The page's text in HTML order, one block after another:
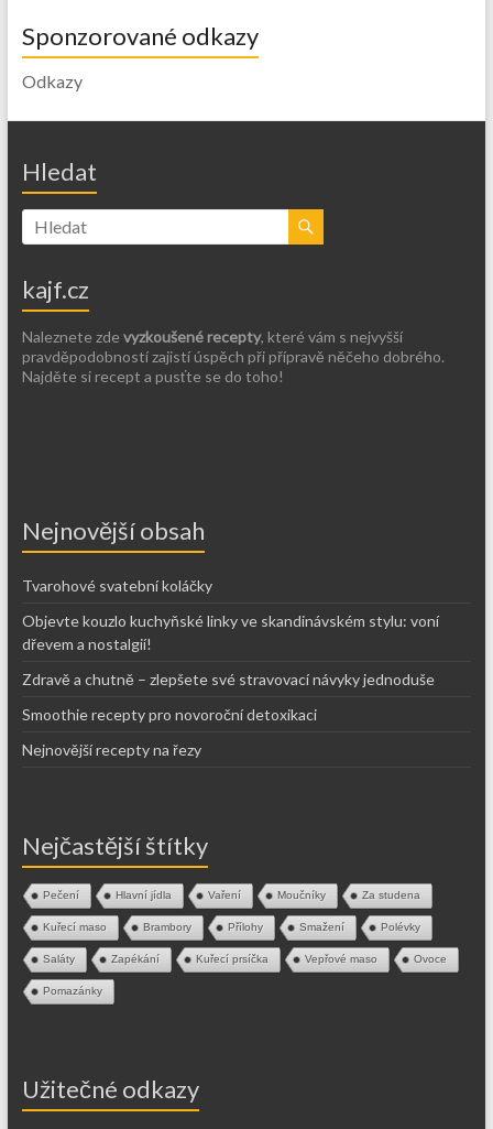
Sponzorované odkazy
Odkazy
Hledat
kajf.cz
Naleznete zde vyzkoušené recepty, které vám s nejvyšší
pravděpodobností zajistí úspěch při přípravě něčeho dobrého.
Najděte si recept a pusťte se do toho!
Nejnovější obsah
Tvarohové svatební koláčky
Objevte kouzlo kuchyňské linky ve skandinávském stylu: voní
dřevem a nostalgií!
Zdravě a chutně – zlepšete své stravovací návyky jednoduše
Smoothie recepty pro novoroční detoxikaci
Nejnovější recepty na řezy
Nejčastější štítky
Pečení Hlavní jídla Vaření Moučníky Za studena
Kuřecí maso Brambory Přílohy Smažení Polévky
Saláty Zapékání Kuřecí prsíčka Vepřové maso Ovoce
Pomazánky
Užitečné odkazy